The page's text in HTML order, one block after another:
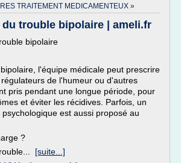
TRAITEMENT MEDICAMENTEUX »
trouble bipolaire | ameli.fr
bipolaire
l'équipe médicale peut prescrire
de l'humeur ou d'autres
pris pendant une longue période, pour
et éviter les récidives. Parfois, un
est aussi proposé au
?
[suite...]